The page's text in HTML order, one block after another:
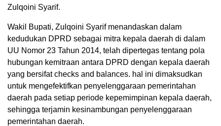
Zulqoini Syarif.
Wakil Bupati, Zulqoini Syarif menandaskan dalam
kedudukan DPRD sebagai mitra kepala daerah di dalam
UU Nomor 23 Tahun 2014, telah dipertegas tentang pola
hubungan kemitraan antara DPRD dengan kepala daerah
yang bersifat checks and balances. hal ini dimaksudkan
untuk mengefektifkan penyelenggaraan pemerintahan
daerah pada setiap periode kepemimpinan kepala daerah,
sehingga terjamin kesinambungan penyelenggaraan
pemerintahan daerah.